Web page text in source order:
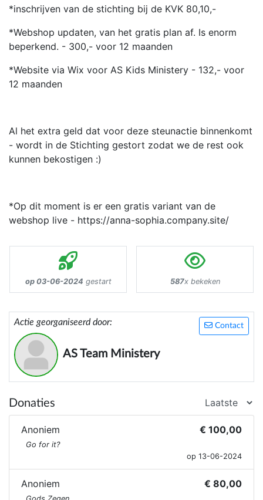
*inschrijven van de stichting bij de KVK 80,10,-
*Webshop updaten, van het gratis plan af. Is enorm
beperkend. - 300,- voor 12 maanden
*Website via Wix voor AS Kids Ministery - 132,- voor
12 maanden
Al het extra geld dat voor deze steunactie binnenkomt
- wordt in de Stichting gestort zodat we de rest ook
kunnen bekostigen :)
*Op dit moment is er een gratis variant van de
webshop live - https://anna-sophia.company.site/
op 03-06-2024 gestart 587x bekeken
Contact
Actie georganiseerd door:
AS Team Ministery
Donaties
Anoniem € 100,00
Go for it?
op 13-06-2024
Anoniem € 80,00